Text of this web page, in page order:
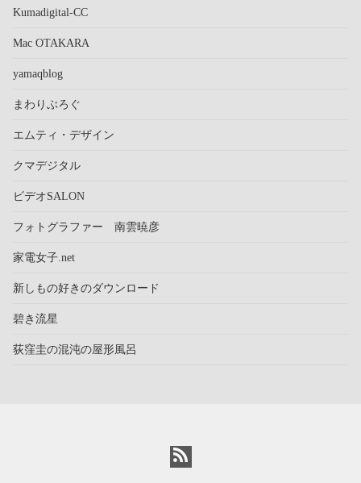
Kumadigital-CC
Mac OTAKARA
yamaqblog
まわりぶろぐ
エムティ・デザイン
クマデジタル
ビデオSALON
フォトグラファー 南雲暁彦
家電女子.net
新しもの好きのダウンロード
碧き流星
荻窪圭の混沌の屋形風呂